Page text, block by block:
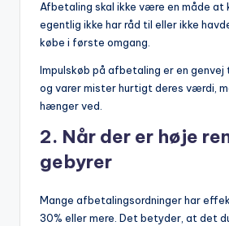
Afbetaling skal ikke være en måde at
egentlig ikke har råd til eller ikke
købe i første omgang.
Impulskøb på afbetaling er en genvej
og varer mister hurtigt deres værdi,
hænger ved.
2. Når der er høje
gebyrer
Mange afbetalingsordninger har
30% eller mere. Det betyder, at det